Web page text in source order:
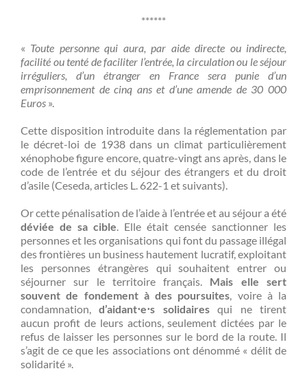
******
« Toute personne qui aura, par aide directe ou indirecte,
facilité ou tenté de faciliter l’entrée, la circulation ou le séjour
irréguliers, d’un étranger en France sera punie d’un
emprisonnement de cinq ans et d’une amende de 30 000
Euros ».
Cette disposition introduite dans la réglementation par
le décret-loi de 1938 dans un climat particulièrement
xénophobe figure encore, quatre-vingt ans après, dans le
code de l’entrée et du séjour des étrangers et du droit
d’asile (Ceseda, articles L. 622-1 et suivants).
Or cette pénalisation de l’aide à l’entrée et au séjour a été
déviée de sa cible . Elle était censée sanctionner les
personnes et les organisations qui font du passage illégal
des frontières un business hautement lucratif, exploitant
les personnes étrangères qui souhaitent entrer ou
séjourner sur le territoire français.
Mais elle sert
souvent de fondement à des poursuites , voire à la
condamnation,d’aidant⋅e⋅s solidairesqui ne tirent
aucun profit de leurs actions, seulement dictées par le
refus de laisser les personnes sur le bord de la route. Il
s’agit de ce que les associations ont dénommé « délit de
solidarité ».